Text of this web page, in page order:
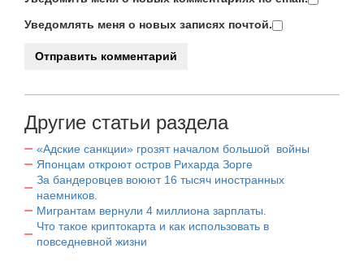
Уведомлять меня о новых записях почтой.
Другие статьи раздела
«Адские санкции» грозят началом большой войны
Японцам откроют остров Рихарда Зорге
За бандеровцев воюют 16 тысяч иностранных
наемников.
Мигрантам вернули 4 миллиона зарплаты.
Что такое криптокарта и как использовать в
повседневной жизни